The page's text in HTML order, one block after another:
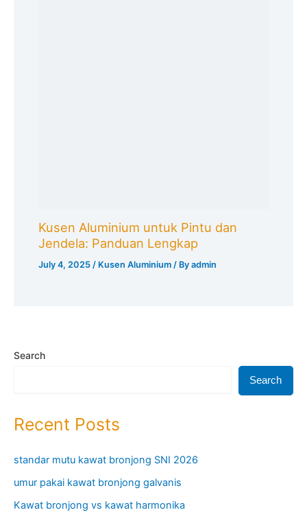
Kusen Aluminium untuk Pintu dan
Jendela: Panduan Lengkap
July 4, 2025 / Kusen Aluminium / Byadmin
Search
Search
Recent Posts
standar mutu kawat bronjong SNI 2026
umur pakai kawat bronjong galvanis
Kawat bronjong vs kawat harmonika